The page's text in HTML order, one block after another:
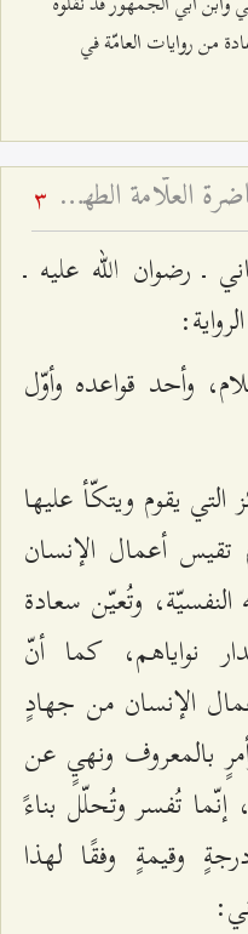
من روايات العامّة في
معيار قيمة العمل (۱) - محاضرة العلّامة الطهرانيّ في الأربعين 3
ـ رضوان الله عليه ـ
وأحد قواعده وأوّل
التي يقوم ويتكّأ عليها
تقيس أعمال الإنسان
وتُعيّن سعادة
نواياهم، كما أنّ
الإنسان من جهادٍ
بالمعروف ونهيٍ عن
إنّما تُفسر وتُحلّل بناءً
وقيمةٍ وفقًا لهذا